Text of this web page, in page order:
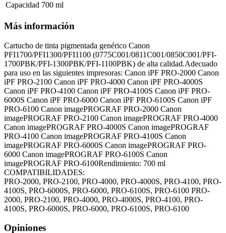
Capacidad 700 ml
Más información
Cartucho de tinta pigmentada genérico Canon
PFI1700/PFI1300/PFI1100 (0775C001/0811C001/0850C001/PFI-
1700PBK/PFI-1300PBK/PFI-1100PBK) de alta calidad.Adecuado
para uso en las siguientes impresoras: Canon iPF PRO-2000 Canon
iPF PRO-2100 Canon iPF PRO-4000 Canon iPF PRO-4000S
Canon iPF PRO-4100 Canon iPF PRO-4100S Canon iPF PRO-
6000S Canon iPF PRO-6000 Canon iPF PRO-6100S Canon iPF
PRO-6100 Canon imagePROGRAF PRO-2000 Canon
imagePROGRAF PRO-2100 Canon imagePROGRAF PRO-4000
Canon imagePROGRAF PRO-4000S Canon imagePROGRAF
PRO-4100 Canon imagePROGRAF PRO-4100S Canon
imagePROGRAF PRO-6000S Canon imagePROGRAF PRO-
6000 Canon imagePROGRAF PRO-6100S Canon
imagePROGRAF PRO-6100Rendimiento: 700 ml
COMPATIBILIDADES:
PRO-2000, PRO-2100, PRO-4000, PRO-4000S, PRO-4100, PRO-
4100S, PRO-6000S, PRO-6000, PRO-6100S, PRO-6100 PRO-
2000, PRO-2100, PRO-4000, PRO-4000S, PRO-4100, PRO-
4100S, PRO-6000S, PRO-6000, PRO-6100S, PRO-6100
Opiniones